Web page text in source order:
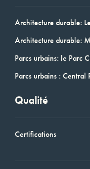
Architecture durable:
Architecture durable:
Parcs urbains: le Parc
Parcs urbains : Central
Qualité
Certifications